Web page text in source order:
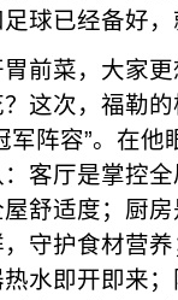
球已经备好
前菜，大家
这次，福勒
军阵容”。在
客厅是掌控
舒适度；厨
守护食材营
水即开即来